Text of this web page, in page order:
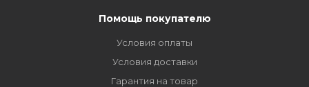
Помощь покупателю
Условия оплаты
Условия доставки
Гарантия на товар